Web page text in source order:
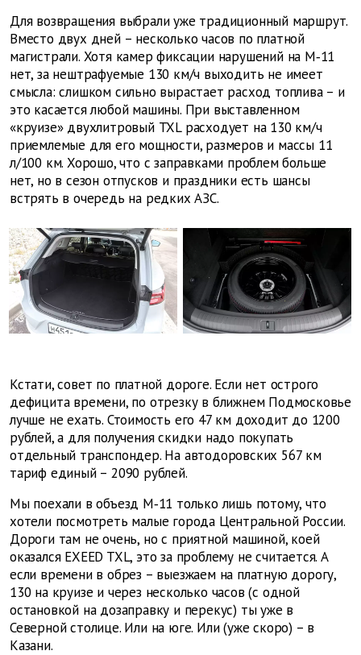
Для возвращения выбрали уже традиционный маршрут.
Вместо двух дней – несколько часов по платной
магистрали. Хотя камер фиксации нарушений на М‑11
нет, за нештрафуемые 130 км/ч выходить не имеет
смысла: слишком сильно вырастает расход топлива – и
это касается любой машины. При выставленном
«круизе» двухлитровый TXL расходует на 130 км/ч
приемлемые для его мощности, размеров и массы 11
л/100 км. Хорошо, что с заправками проблем больше
нет, но в сезон отпусков и праздники есть шансы
встрять в очередь на редких АЗС.
Кстати, совет по платной дороге. Если нет острого
дефицита времени, по отрезку в ближнем Подмосковье
лучше не ехать. Стоимость его 47 км доходит до 1200
рублей, а для получения скидки надо покупать
отдельный транспондер. На автодоровских 567 км
тариф единый – 2090 рублей.
Мы поехали в объезд М‑11 только лишь потому, что
хотели посмотреть малые города Центральной России.
Дороги там не очень, но с приятной машиной, коей
оказался EXEED TXL, это за проблему не считается. А
если времени в обрез – выезжаем на платную дорогу,
130 на круизе и через несколько часов (с одной
остановкой на дозаправку и перекус) ты уже в
Северной столице. Или на юге. Или (уже скоро) – в
Казани.